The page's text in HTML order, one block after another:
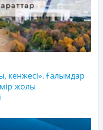
кенжесі». Ғалымдар
жолы